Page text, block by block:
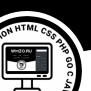
МОБИЛЬНЫХ
ИГР
HTML5
ИГРЫ
СКРИПТЫ
WEB